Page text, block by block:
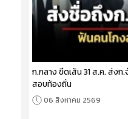
ก.กลาง ขีดเส้น 31 ส.ค. ส่งก
สอบท้องถิ่น
06 สิงหาคม 2569